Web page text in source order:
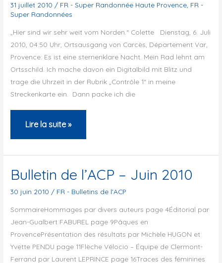
31 juillet 2010 / FR - Super Randonnée Haute Provence FR -
Super Randonnées
„Hier sind wir sehr weit vom Norden.“ Colette Dienstag, 6. Juli
2010, 04:50 Uhr, Ortsausgang von Carcès, Département Var,
Provence: Es ist eine sternenklare Nacht. Mein Rad lehnt am
Ortsschild. Ich mache davon ein Digitalbild mit Blitz und
trage die Uhrzeit in der Rubrik „Contrôle 1“ in meine
Streckenkarte ein. Dann packe ich die
Super
Randonnée
de
Haute
Provence,
Juli
2010
Lire la suite »
Bulletin de l’ACP – Juin 2010
30 juin 2010 / FR - Bulletins de l'ACP
SommaireHommages par divers auteurs page 4Éditorial par
Jean-Gualbert FABUREL page 9Pâques en
ProvencePrésentation des résultats par Michèle HUGON et
Yvette PENDU page 11Flèche Vélocio – Équipe de Clermont-
Ferrand par Laurent LEPRINCE page 16Traces des féminines